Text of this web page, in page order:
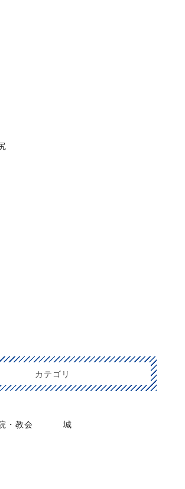
カテゴリ
・教会 城